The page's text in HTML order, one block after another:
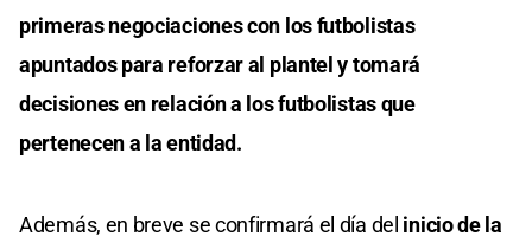
primeras negociaciones con los futbolistas
apuntados para reforzar al plantel y tomará
decisiones en relación a los futbolistas que
pertenecen a la entidad.
Además, en breve se confirmará el día del inicio de la